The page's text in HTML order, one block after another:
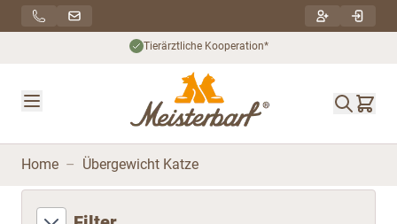
Direkt zum Inhalt
Tierärztliche Kooperation*
Home – Übergewicht Katze